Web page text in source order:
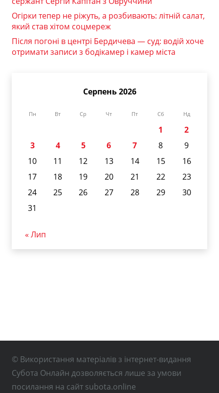
Огірки тепер не ріжуть, а розбивають: літній салат,
який став хітом соцмереж
Після погоні в центрі Бердичева — суд: водій хоче
отримати записи з бодікамер і камер міста
Серпень 2026
Пн Вт Ср Чт Пт Сб Нд
1
2
3
4 5 6 7 8
9
10
11 12 13 14 15
16
17
18 19 20 21 22
23
24
25 26 27 28 29
30
31
« Лип
© Використання матеріалів з інтернет-видання
Субота Онлайн дозволяється лише за умови
посилання на сайт subota.online